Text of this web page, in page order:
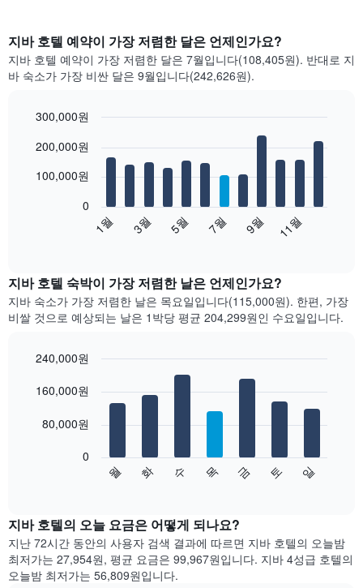
지바 호텔 예약이 가장 저렴한 달은 언제인가요?
지바 호텔 예약이 가장 저렴한 달은 7월입니다(108,405원). 반대로 지
바 숙소가 가장 비싼 달은 9월입니다(242,626원).
chart
12
는
월
별
객
평
요
트
에
는
월
graphic.
1월 3월 5월 7월 9월 11월
0
100,000원
200,000원
300,000원
지바 호텔 숙박이 가장 저렴한 날은 언제인가요?
지바 숙소가 가장 저렴한 날은 목요일입니다(115,000원). 한편, 가장
비쌀 것으로 예상되는 날은 1박당 평균 204,299원​인 수요일입니다.
chart
bars.
는
요
일
별
객
graphic.
월 화 수 목 금 토 일
0
80,000원
160,000원
240,000원
지바 호텔의 오늘 요금은 어떻게 되나요?
지난 72시간 동안의 사용자 검색 결과에 따르면 지바 호텔의 오늘밤
최저가는 27,954원, 평균 요금은 99,967원입니다. 지바 4성급 호텔의
오늘밤 최저가는 56,809원입니다.